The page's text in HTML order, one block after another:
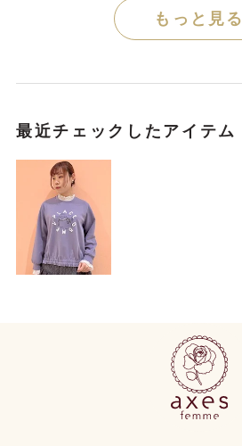
もっと見る
最近チェックしたアイテム